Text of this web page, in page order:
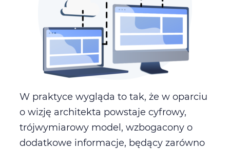
W praktyce wygląda to tak, że w oparciu
o wizję architekta powstaje cyfrowy,
trójwymiarowy model, wzbogacony o
dodatkowe informacje, będący zarówno